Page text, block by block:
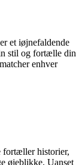
et iøjnefaldende
stil og fortælle din
enhver
fortæller historier,
øjeblikke. Uanset